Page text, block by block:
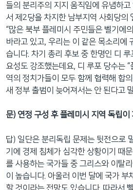
들의 분리주의 지지 움직임에 유념하고
서 제2당을 차지한 남부지역 사회당의
“많은 북부 플레미시 주민들은 벨기에
바라고 있고, 우리는 이 같은 목소리에
습니다. 차기 총리 후보 중 한명인 디
요성도 강조했는데요, 디 루포 당수는 “
역의 정치가들이 모두 함께 협력해 합
새 정부 출범이 늦어져서는 안 된다고
문) 연정 구성 후 플레미시 지역 독립이
답) 일단은 분리독립 문제는 뒷전으로
기에 경제 침체가 심각한 상황이기 때
를 사용하는 국가들 중 그리스와 이탈
이 높습니다. 아울러 이번 달에 국가 부
할 것이라는 전망도 있습니다. 따라서